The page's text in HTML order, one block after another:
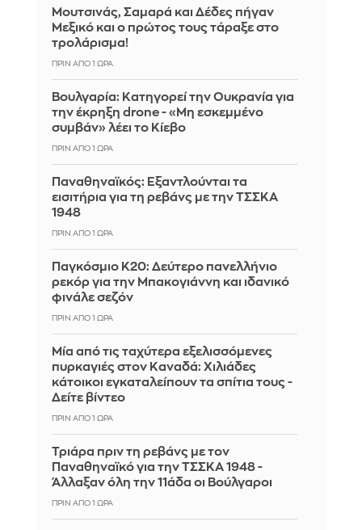
Μουτσινάς, Σαμαρά και Δέδες πήγαν
Μεξικό και ο πρώτος τους τάραξε στο
τρολάρισμα!
ΠΡΙΝ ΑΠΌ 1 ΏΡΑ
Βουλγαρία: Κατηγορεί την Ουκρανία για
την έκρηξη drone - «Μη εσκεμμένο
συμβάν» λέει το Κίεβο
ΠΡΙΝ ΑΠΌ 1 ΏΡΑ
Παναθηναϊκός: Εξαντλούνται τα
εισιτήρια για τη ρεβάνς με την ΤΣΣΚΑ
1948
ΠΡΙΝ ΑΠΌ 1 ΏΡΑ
Παγκόσμιο Κ20: Δεύτερο πανελλήνιο
ρεκόρ για την Μπακογιάννη και ιδανικό
φινάλε σεζόν
ΠΡΙΝ ΑΠΌ 1 ΏΡΑ
Μία από τις ταχύτερα εξελισσόμενες
πυρκαγιές στον Καναδά: Χιλιάδες
κάτοικοι εγκαταλείπουν τα σπίτια τους -
Δείτε βίντεο
ΠΡΙΝ ΑΠΌ 1 ΏΡΑ
Τριάρα πριν τη ρεβάνς με τον
Παναθηναϊκό για την ΤΣΣΚΑ 1948 -
Άλλαξαν όλη την 11άδα οι Βούλγαροι
ΠΡΙΝ ΑΠΌ 1 ΏΡΑ